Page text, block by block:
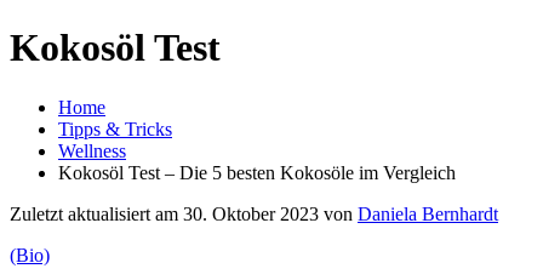
Kokosöl Test
Home
Tipps & Tricks
Wellness
Kokosöl Test – Die 5 besten Kokosöle im Vergleich
Zuletzt aktualisiert am 30. Oktober 2023 von Daniela Bernhardt
(Bio)